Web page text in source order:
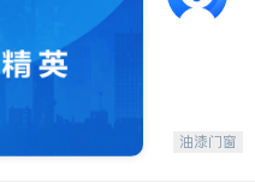
油漆门窗